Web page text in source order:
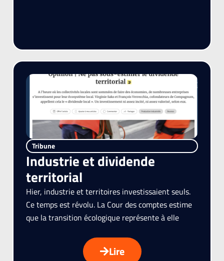
Tribune
Industrie et dividende
territorial
Hier, industrie et territoires investissaient seuls.
Ce temps est révolu. La Cour des comptes estime
que la transition écologique représente à elle
Lire